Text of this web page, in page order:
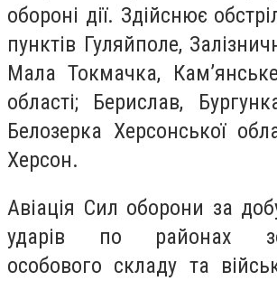
обороні дії. Здійснює
пунктів Гуляйполе,
Мала Токмачка, Кам’янське
області; Берислав,
Белозерка Херсонської
Херсон.
Авіація Сил оборони за
ударів по районах
особового складу та